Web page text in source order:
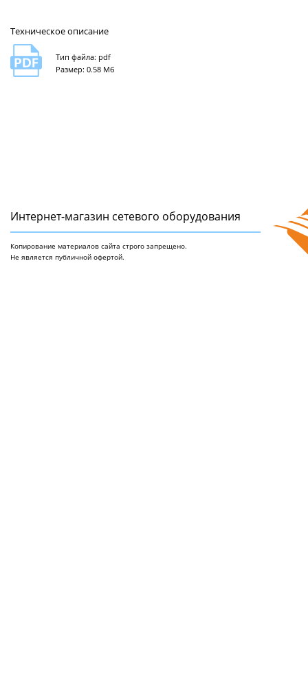
Техническое описание
Тип файла: pdf
Размер: 0.58 Мб
Интернет-магазин сетeвого оборудования
Копирование материалов сайта строго запрещено.
Не является публичной офертой.